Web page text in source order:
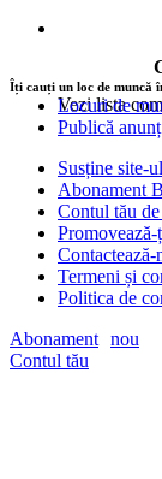
Vezi lista
Îți cauți un loc de muncă
Locuri de
Publică
Susține site-
Abonament
Contul tău
Contactează-
Termeni și
Politica de
Abonament nou
Contul tău